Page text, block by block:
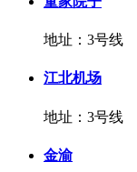
地址：3号线
江北机场
地址：3号线
金渝